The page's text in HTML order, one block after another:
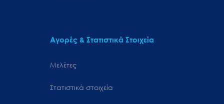
Αγορές & Στατιστικά Στοιχεία
Μελέτες
Στατιστικά στοιχεία